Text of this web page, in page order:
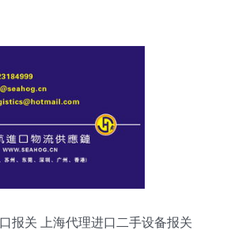
报关 上海代理进口二手设备报关